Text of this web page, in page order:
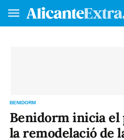
BENIDORM
Benidorm inicia el
la remodelació de